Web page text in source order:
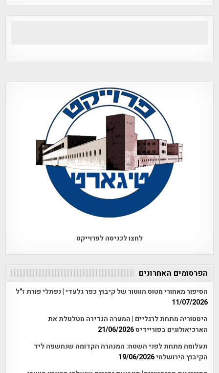
לחצו לכניסה לפרוייקט
הפרסומים האחרונים
הסיפור מאחורי מטוס הווטור של קיבוץ כפר גלעדי | נפתלי פורת ז"ל
11/07/2026
היסטוריה מתחת לרגליים | המערה הנדירה מטלטלת את
הארכיאולוגים בפוריידיס21/06/2026
תעלומה מתחת לפני השטח: המנהרה הקדומה שנחשפה ליד
הקיבוץ הירושלמי19/06/2026